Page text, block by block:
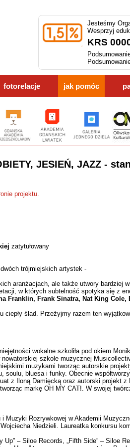
Jesteśmy
Wesprzyj
KRS
fotorelacje jak pomóc
JESIEŃ, JAZZ -
projektu.
zatytułowany
trójmiejskich artystek -
aranżacjach, ale także utwory bardziej
w których subtelność spotyka się z
Franklin, Frank Sinatra, Nat King Cole,
ciepły ślad. Przeżyjmy razem ten
wokalne szkoliła pod okiem
szkole muzycznej
muzykami tworząc autorskie
bluesa i funky. Obecnie
z Iloną Damięcką oraz autorski projekt
markę OH MY CAT!. W swojej
Muzyki Rozrywkowej w Akademii
Niedzieli. Laureatka konkursu
– Siloe Records, „Fifth Side” – Siloe